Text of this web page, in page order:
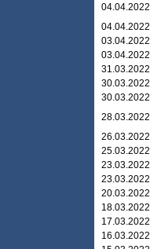
04.04.2022
04.04.2022
03.04.2022
03.04.2022
31.03.2022
30.03.2022
30.03.2022
28.03.2022
26.03.2022
25.03.2022
23.03.2022
23.03.2022
20.03.2022
18.03.2022
17.03.2022
16.03.2022